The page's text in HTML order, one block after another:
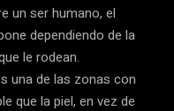
un ser humano, el
dependiendo de la
le rodean.
una de las zonas con
que la piel, en vez de